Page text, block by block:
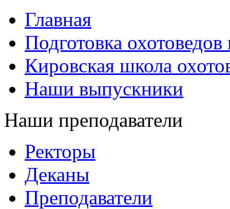
Главная
Подготовка
Кировская школа
Наши выпускники
Наши преподаватели
Ректоры
Деканы
Преподаватели